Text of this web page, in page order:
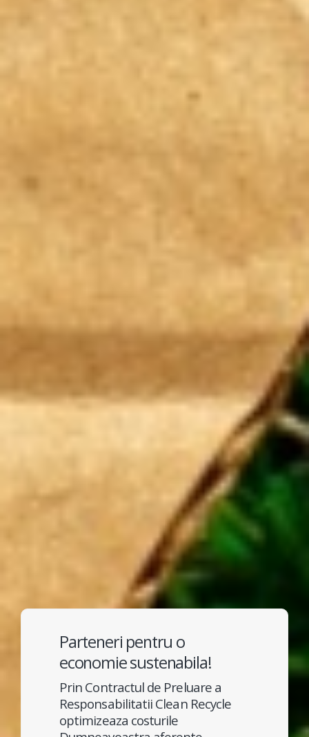
Parteneri pentru o
economie sustenabila!
Prin Contractul de Preluare a
Responsabilitatii Clean Recycle
optimizeaza costurile